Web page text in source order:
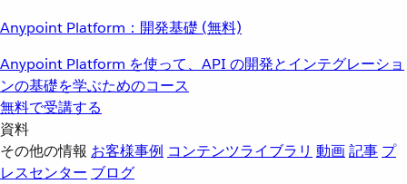
Anypoint Platform：開発基礎 (無料)
Anypoint Platform を使って、API の開発とインテグレーショ
ンの基礎を学ぶためのコース
無料で受講する
資料
その他の情報 お客様事例 コンテンツライブラリ 動画記事 プ
レスセンター ブログ